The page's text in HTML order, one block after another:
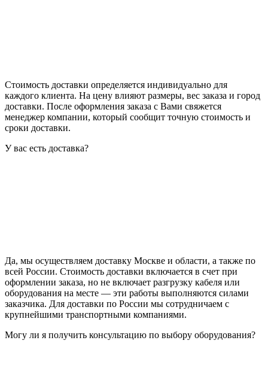
Стоимость доставки определяется индивидуально для
каждого клиента. На цену влияют размеры, вес заказа и город
доставки. После оформления заказа с Вами свяжется
менеджер компании, который сообщит точную стоимость и
сроки доставки.
У вас есть доставка?
Да, мы осуществляем доставку Москве и области, а также по
всей России. Стоимость доставки включается в счет при
оформлении заказа, но не включает разгрузку кабеля или
оборудования на месте — эти работы выполняются силами
заказчика. Для доставки по России мы сотрудничаем с
крупнейшими транспортными компаниями.
Могу ли я получить консультацию по выбору оборудования?